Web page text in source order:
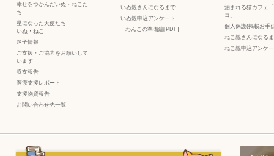
幸せをつかんだいぬ・ねこた
ち
星になった天使たち
いぬ ・ ねこ
迷子情報
ご支援・ご協力をお願いして
います
収支報告
医療支援レポート
支援物資報告
お問い合わせ先一覧
いぬ親さんになるまで
いぬ親申込アンケート
− わんこの準備編[PDF]
泊まれる猫カフェ
コ」
個人保護(掲載お手
ねこ親さんになる
ねこ親申込アンケ